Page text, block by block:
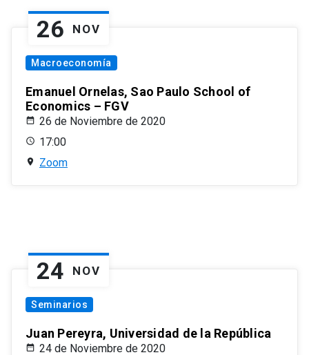
26 NOV
Macroeconomía
Emanuel Ornelas, Sao Paulo School of
Economics – FGV
26 de Noviembre de 2020
17:00
Zoom
24 NOV
Seminarios
Juan Pereyra, Universidad de la República
24 de Noviembre de 2020